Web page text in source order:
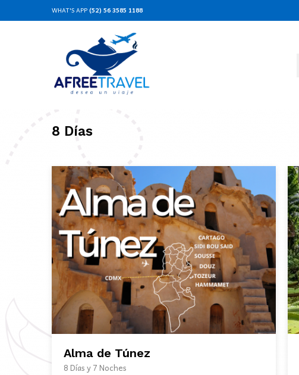
WHAT'S APP(52) 56 3585 1188
8 Días
Alma de Túnez
8 Días y 7 Noches